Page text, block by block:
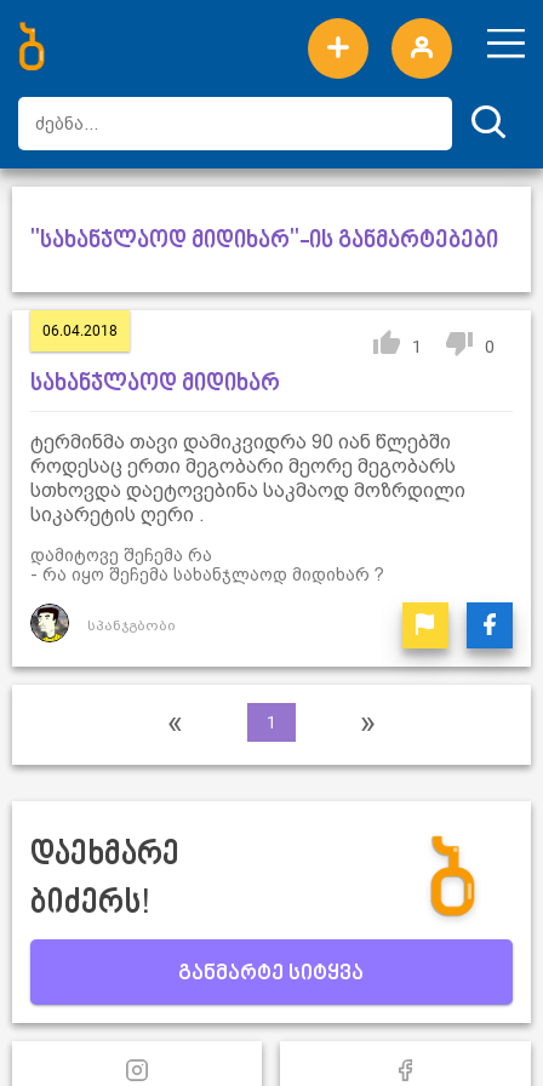
ახალი სიტყვები
ტოპ სიტყვები
დღის ტოპ სიტყვები
ტოპ მომხმარებლები
"სახანჯლაოდ მიდიხარ"-ის განმარტებები
06.04.2018
1 0
სახანჯლაოდ მიდიხარ
ტერმინმა თავი დამიკვიდრა 90 იან წლებში
როდესაც ერთი მეგობარი მეორე მეგობარს
სთხოვდა დაეტოვებინა საკმაოდ მოზრდილი
სიკარეტის ღერი .
დამიტოვე შეჩემა რა
- რა იყო შეჩემა სახანჯლაოდ მიდიხარ ?
სპანჯგბობი
« 1 »
დაეხმარე
ბიძერს!
განმარტე სიტყვა